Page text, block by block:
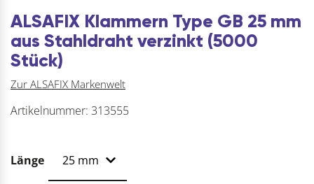
ALSAFIX Klammern Type GB 25 mm
aus Stahldraht verzinkt (5000
Stück)
Zur ALSAFIX Markenwelt
Artikelnummer: 313555
Länge